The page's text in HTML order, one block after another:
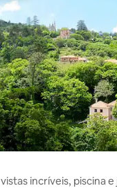
incríveis, piscina e